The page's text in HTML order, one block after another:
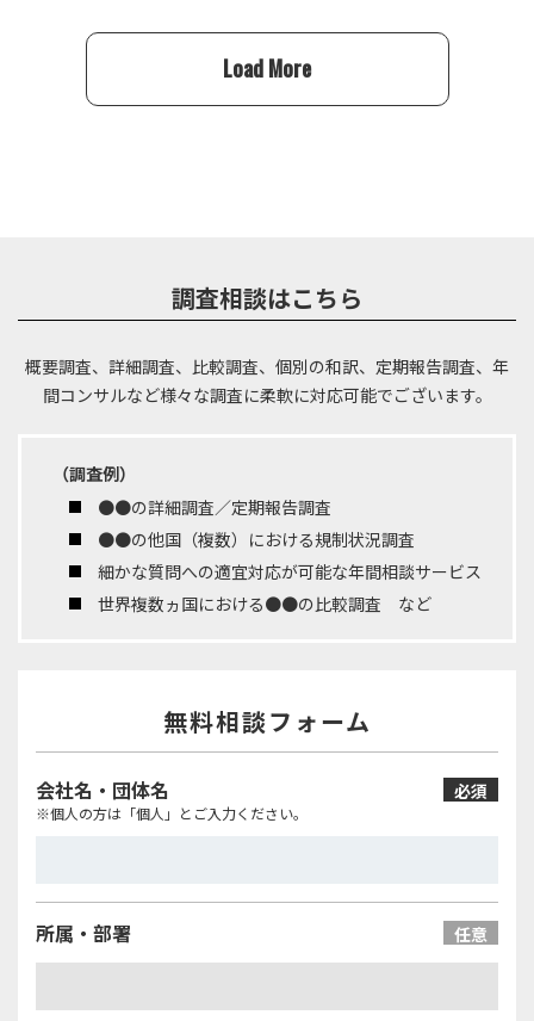
Load More
調査相談はこちら
概要調査、詳細調査、比較調査、個別の和訳、定期報告調査、年
間コンサルなど様々な調査に柔軟に対応可能でございます。
（調査例）
●●の詳細調査／定期報告調査
●●の他国（複数）における規制状況調査
細かな質問への適宜対応が可能な年間相談サービス
世界複数ヵ国における●●の比較調査 など
無料相談フォーム
会社名・団体名 必須
※個人の方は「個人」とご入力ください。
所属・部署 任意